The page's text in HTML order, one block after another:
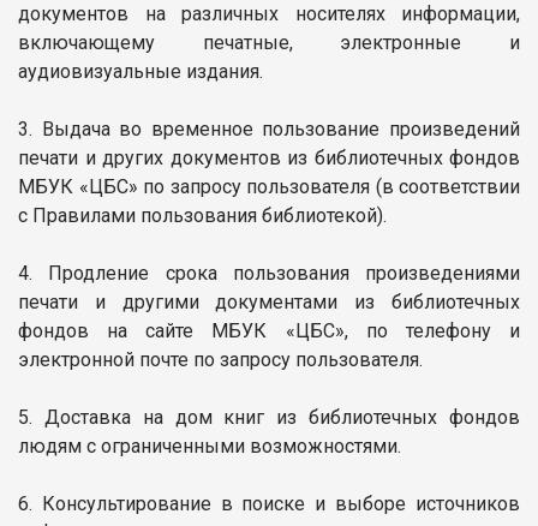
документов на различных носителях информации,
включающему печатные, электронные и
аудиовизуальные издания.
3. Выдача во временное пользование произведений
печати и других документов из библиотечных фондов
МБУК «ЦБС» по запросу пользователя (в соответствии
с Правилами пользования библиотекой).
4. Продление срока пользования произведениями
печати и другими документами из библиотечных
фондов на сайте МБУК «ЦБС», по телефону и
электронной почте по запросу пользователя.
5. Доставка на дом книг из библиотечных фондов
людям с ограниченными возможностями.
6. Консультирование в поиске и выборе источников